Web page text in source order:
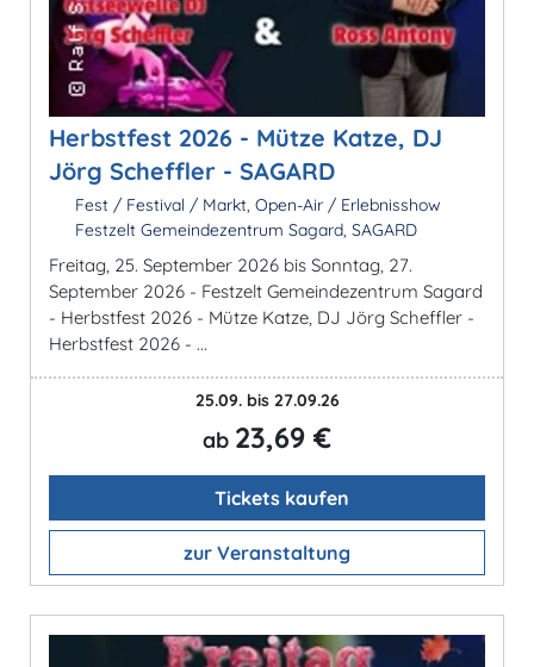
Herbstfest 2026 - Mütze Katze, DJ
Jörg Scheffler - SAGARD
Fest / Festival / Markt, Open-Air / Erlebnisshow
Festzelt Gemeindezentrum Sagard, SAGARD
Freitag, 25. September 2026 bis Sonntag, 27.
September 2026 - Festzelt Gemeindezentrum Sagard
- Herbstfest 2026 - Mütze Katze, DJ Jörg Scheffler -
Herbstfest 2026 - ...
25.09. bis 27.09.26
ab 23,69 €
Tickets kaufen
zur Veranstaltung